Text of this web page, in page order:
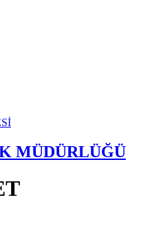
MÜDÜRLÜĞÜ